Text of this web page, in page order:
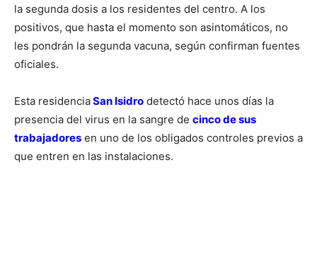
la segunda dosis a los residentes del centro. A los
positivos, que hasta el momento son asintomáticos, no
les pondrán la segunda vacuna, según confirman fuentes
oficiales.
Esta residenciaSan Isidro detectó hace unos días la
presencia del virus en la sangre de cinco de sus
trabajadores en uno de los obligados controles previos a
que entren en las instalaciones.